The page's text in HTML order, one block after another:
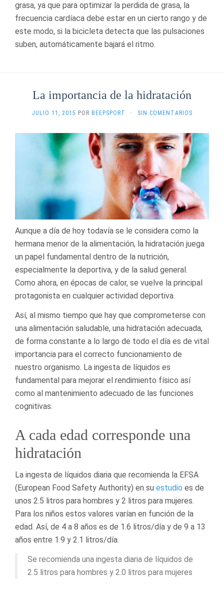
grasa, ya que para optimizar la perdida de grasa, la
frecuencia cardíaca debe estar en un cierto rango y de
este modo, si la bicicleta detecta que las pulsaciones
suben, automáticamente bajará el ritmo.
La importancia de la hidratación
JULIO 11, 2015 POR BEEPSPORT · SIN COMENTARIOS
Aunque a día de hoy todavía se le considera como la
hermana menor de la alimentación, la hidratación juega
un papel fundamental dentro de la nutrición,
especialmente la deportiva, y de la salud general.
Como ahora, en épocas de calor, se vuelve la principal
protagonista en cualquier actividad deportiva.
Así, al mismo tiempo que hay que comprometerse con
una alimentación saludable, una hidratación adecuada,
de forma constante a lo largo de todo el día es de vital
importancia para el correcto funcionamiento de
nuestro organismo. La ingesta de líquidos es
fundamental para mejorar el rendimiento físico así
como al mantenimiento adecuado de las funciones
cognitivas.
A cada edad corresponde una
hidratación
La ingesta de líquidos diaria que recomienda la EFSA
(European Food Safety Authority) en su estudio es de
unos 2.5 litros para hombres y 2 litros para mujeres.
Para los niños estos valores varían en función de la
edad. Así, de 4 a 8 años es de 1.6 litros/día y de 9 a 13
años entre 1.9 y 2.1 litros/día.
Se recomienda una ingesta diaria de líquidos de
2.5 litros para hombres y 2.0 litros para mujeres